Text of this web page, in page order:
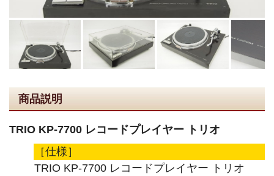
商品説明
TRIO KP-7700 レコードプレイヤー トリオ
［仕様］
TRIO KP-7700 レコードプレイヤー トリオ